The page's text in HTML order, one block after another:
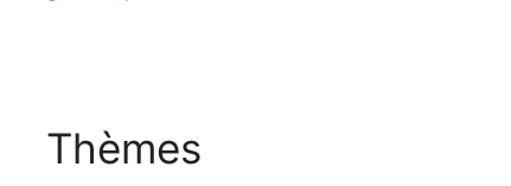
Thèmes